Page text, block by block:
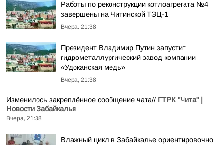
Работы по реконструкции котлоагрегата №4
завершены на Читинской ТЭЦ-1
Вчера, 21:38
Президент Владимир Путин запустит
гидрометаллургический завод компании
«Удоканская медь»
Вчера, 21:38
Изменилось закреплённое сообщение чата// ГТРК "Чита" |
Новости Забайкалья
Вчера, 21:38
Влажный цикл в Забайкалье ориентировочно